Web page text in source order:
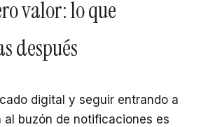
valor: lo que
después
digital y seguir entrando a
al buzón de notificaciones es